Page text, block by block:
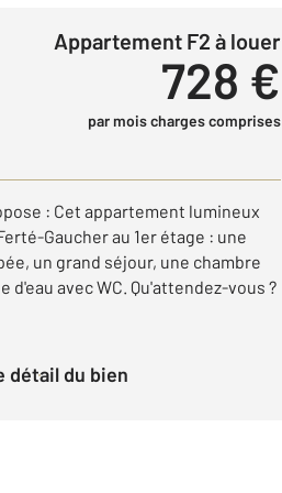
Appartement F2 à louer
728 €
par mois charges comprises
: Cet appartement lumineux
Gaucher au 1er étage : une
un grand séjour, une chambre
d'eau avec WC. Qu'attendez-vous ?
détail du bien